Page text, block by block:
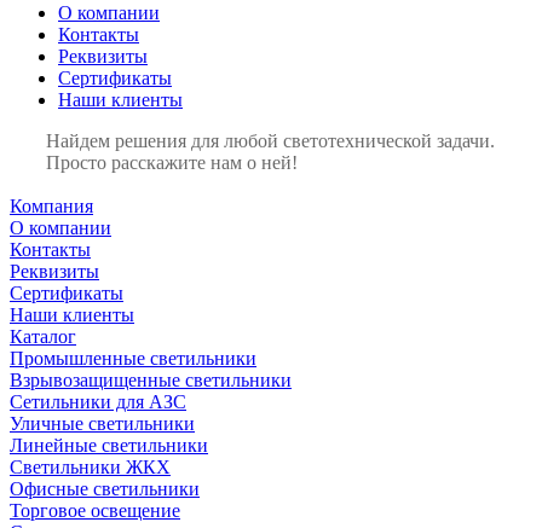
О компании
Контакты
Реквизиты
Сертификаты
Наши клиенты
Найдем решения для любой светотехнической задачи.
Просто расскажите нам о ней!
Компания
О компании
Контакты
Реквизиты
Сертификаты
Наши клиенты
Каталог
Промышленные светильники
Взрывозащищенные светильники
Сетильники для АЗС
Уличные светильники
Линейные светильники
Светильники ЖКХ
Офисные светильники
Торговое освещение